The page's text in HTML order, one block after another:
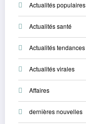
Actualités populaires
Actualités santé
Actualités tendances
Actualités virales
Affaires
dernières nouvelles